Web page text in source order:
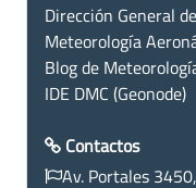
Dirección General
Meteorología
Blog de
IDE DMC (Geonode)
Contactos
Av. Portales